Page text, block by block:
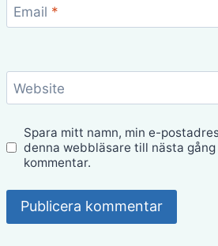
Email *
Website
Spara mitt namn, min e-
denna webbläsare till nästa
kommentar.